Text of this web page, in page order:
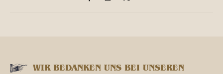
WIR BEDANKEN UNS BEI UNSEREN